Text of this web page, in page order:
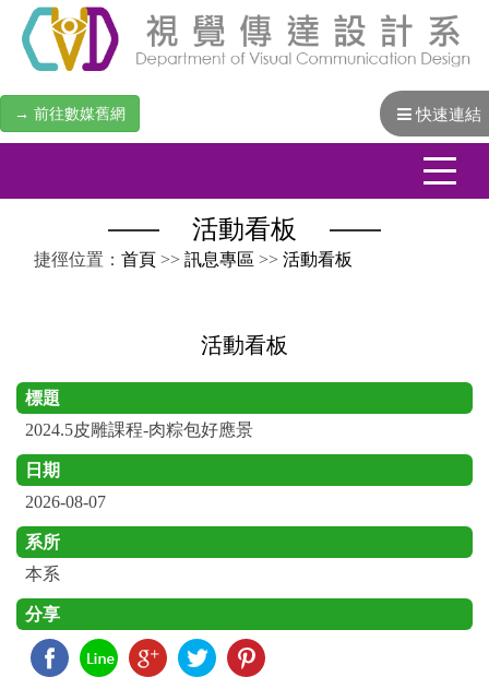
→ 前往數媒舊網
活動看板
捷徑位置： 首頁 >> 訊息專區 >> 活動看板
活動看板
標題
2024.5皮雕課程-肉粽包好應景
日期
2026-08-07
系所
本系
分享
快速連結